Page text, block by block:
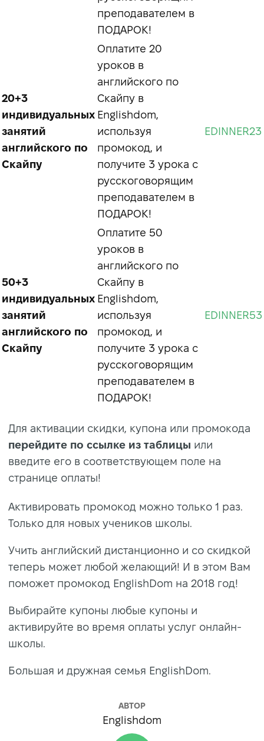
преподавателем в
ПОДАРОК!
20+3
индивидуальных
занятий
английского по
Скайпу
Оплатите 20
уроков в
английского по
Скайпу в
Englishdom,
используя
промокод, и
получите 3 урока с
русскоговорящим
преподавателем в
ПОДАРОК!
EDINNER23
50+3
индивидуальных
занятий
английского по
Скайпу
Оплатите 50
уроков в
английского по
Скайпу в
Englishdom,
используя
промокод, и
получите 3 урока с
русскоговорящим
преподавателем в
ПОДАРОК!
EDINNER53
Для активации скидки, купона или промокода
перейдите по ссылке из таблицы или
введите его в соответствующем поле на
странице оплаты!
Активировать промокод можно только 1 раз.
Только для новых учеников школы.
Учить английский дистанционно и со скидкой
теперь может любой желающий! И в этом Вам
поможет промокод EnglishDom на 2018 год!
Выбирайте купоны любые купоны и
активируйте во время оплаты услуг онлайн-
школы.
Большая и дружная семья EnglishDom.
АВТОР
Englishdom